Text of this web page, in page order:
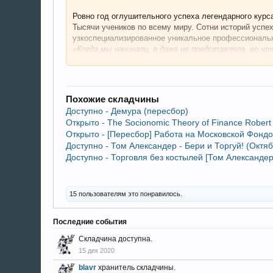
Ровно год оглушительного успеха легендарного
Тысячи учеников по всему миру. Сотни историй
узкоспециализированное уникальное
«Когда мы начинали, я даже не представляла, во
аукционах и бренда Инвесторантье - Если
перепродав его через месяц за 650 тыс. Проведя
кредитов и ипотек. Теперь я имею пассивный
"Аукционы – это золотая жила", - уверена Татьяна.
Посмотрев уникальныеистории успеха* ее
Это мощнейший инсайт, который перевернет вашу
---------------
* Истории успеха учеников можно посмотреть на
Скрытое содержимое.
Похожие складчины
Доступно - Демура (пересбор)
Открыто - The Socionomic Theory of Finance
Открыто - [Пересбор] Работа на Московской
Доступно - Том Александер - Бери и Торгуй!
Доступно - Торговля без костылей [Том
15 пользователям это понравилось.
Последние события
Складчина доступна.
15 дек 2020
blavr хранитель складчины.